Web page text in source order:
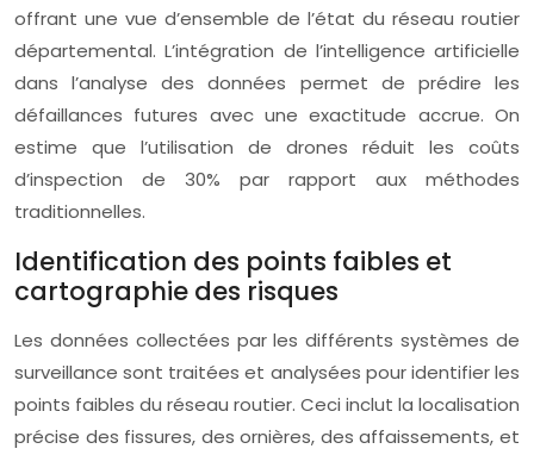
offrant une vue d’ensemble de l’état du réseau routier
départemental. L’intégration de l’intelligence artificielle
dans l’analyse des données permet de prédire les
défaillances futures avec une exactitude accrue. On
estime que l’utilisation de drones réduit les coûts
d’inspection de 30% par rapport aux méthodes
traditionnelles.
Identification des points faibles et
cartographie des risques
Les données collectées par les différents systèmes de
surveillance sont traitées et analysées pour identifier les
points faibles du réseau routier. Ceci inclut la localisation
précise des fissures, des ornières, des affaissements, et